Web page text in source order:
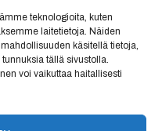
teknologioita, kuten
laitetietoja. Näiden
käsitellä tietoja,
tällä sivustolla.
voi vaikuttaa haitallisesti